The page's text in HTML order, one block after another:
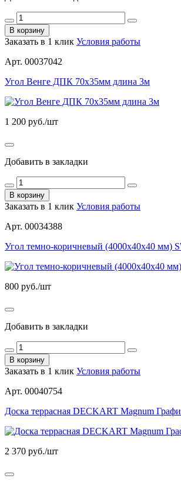
В корзину
Заказать в 1 клик Условия работы
Арт. 00037042
Угол Венге ДПК 70х35мм длина 3м
1 200 руб./шт
Добавить в закладки
В корзину
Заказать в 1 клик Условия работы
Арт. 00034388
Угол темно-коричневый (4000х40х40 мм)
800 руб./шт
Добавить в закладки
В корзину
Заказать в 1 клик Условия работы
Арт. 00040754
Доска террасная DECKART Magnum
2 370 руб./шт